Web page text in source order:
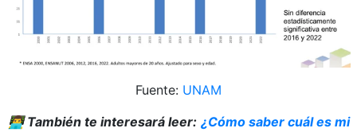
Fuente: UNAM
👨‍💻También te interesará leer: ¿Cómo saber cuál es mi